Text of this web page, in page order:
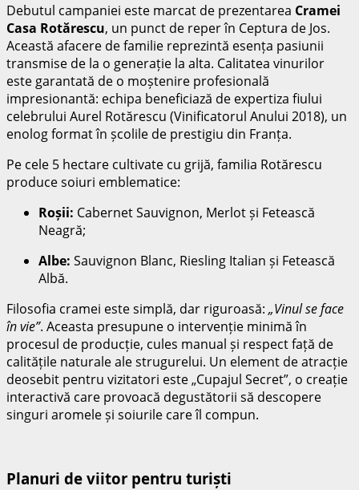
Debutul campaniei este marcat de prezentarea Cramei
Casa Rotărescu, un punct de reper în Ceptura de Jos.
Această afacere de familie reprezintă esența pasiunii
transmise de la o generație la alta. Calitatea vinurilor
este garantată de o moștenire profesională
impresionantă: echipa beneficiază de expertiza fiului
celebrului Aurel Rotărescu (Vinificatorul Anului 2018), un
enolog format în școlile de prestigiu din Franța.
Pe cele 5 hectare cultivate cu grijă, familia Rotărescu
produce soiuri emblematice:
Roșii: Cabernet Sauvignon, Merlot și Fetească
Neagră;
Albe: Sauvignon Blanc, Riesling Italian și Fetească
Albă.
Filosofia cramei este simplă, dar riguroasă: „Vinul se face
în vie”. Aceasta presupune o intervenție minimă în
procesul de producție, cules manual și respect față de
calitățile naturale ale strugurelui. Un element de atracție
deosebit pentru vizitatori este „Cupajul Secret”, o creație
interactivă care provoacă degustătorii să descopere
singuri aromele și soiurile care îl compun.
Planuri de viitor pentru turiști